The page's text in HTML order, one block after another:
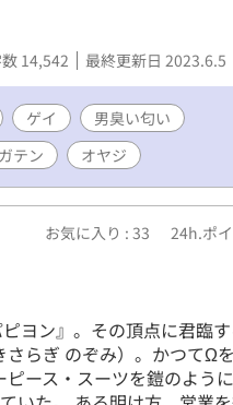
14,542 最終更新日 2023.6.5
ゲイ
男臭い匂い
ガテン オヤジ
お気に入り : 33 24h.ポ
ヨン』。その頂点に君臨
らぎ のぞみ）。かつてΩ
ース・スーツを鎧のよう